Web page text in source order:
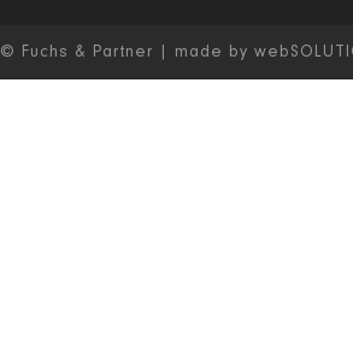
© Fuchs & Partner | made by